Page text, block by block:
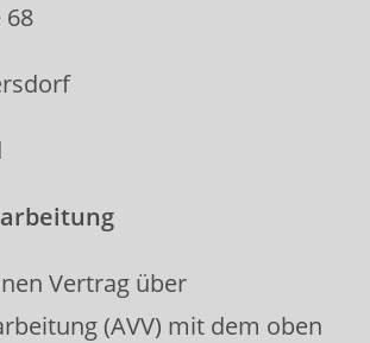
68
Vertrag über
(AVV) mit dem oben